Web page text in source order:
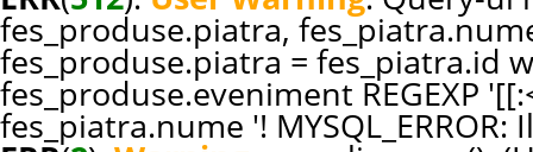
fes_produse.piatra,
fes_produse.piatra = fes_piatra.id
fes_produse.eveniment REGEXP
fes_piatra.nume '!